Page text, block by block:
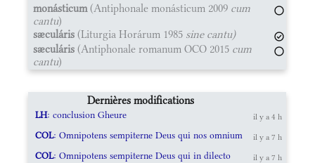
monásticum(Antiphonale monásticum 2009 cum
cantu)
sæculáris (Liturgia Horárum 1985 sine cantu)
sæculáris (Antiphonale romanum OCO 2015 cum
cantu)
Dernières modifications
LH: conclusion Gheure il y a 4 h
COL: Omnipotens sempiterne Deus qui nos omnium il y a 7 h
COL: Omnipotens sempiterne Deus qui in dilecto il y a 7 h